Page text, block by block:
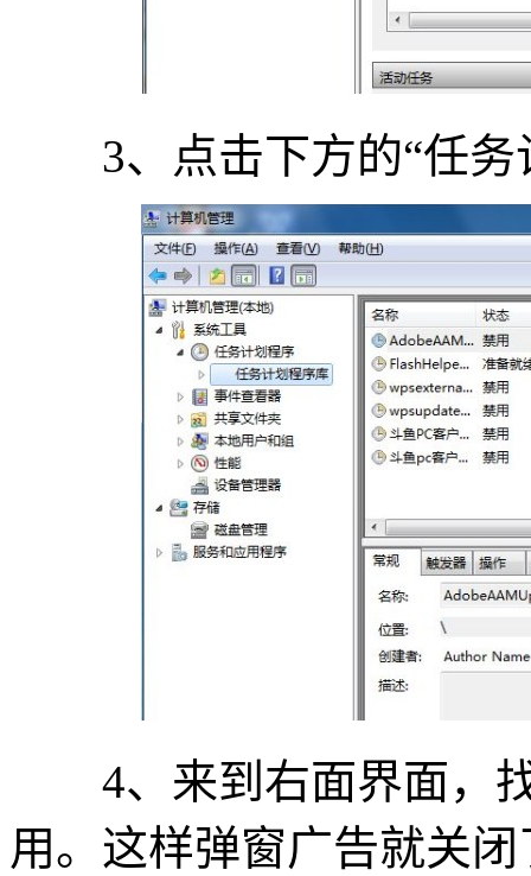
3、点击下方的“任务
4、来到右面界面，找
用。这样弹窗广告就关闭